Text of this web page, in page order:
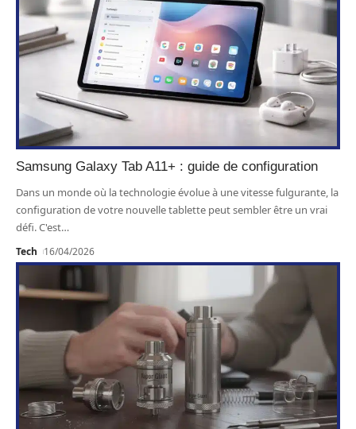
Samsung Galaxy Tab A11+ : guide de configuration
Dans un monde où la technologie évolue à une vitesse fulgurante, la
configuration de votre nouvelle tablette peut sembler être un vrai
défi. C'est…
Tech 16/04/2026